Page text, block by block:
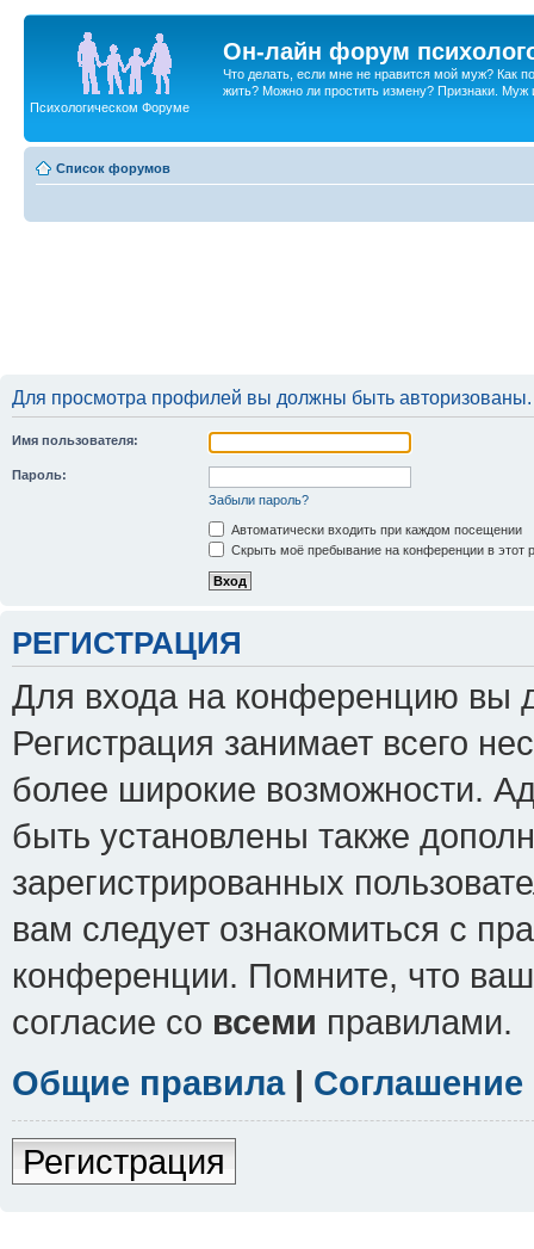
Он-лайн форум
Что делать, если мне не нравится мой муж? Как
жить? Можно ли простить измену? Признаки. Муж
Психологическом Форуме
Список форумов
Для просмотра профилей вы должны быть авторизованы.
Имя пользователя:
Пароль:
Забыли пароль?
Автоматически входить при каждом посещении
Скрыть моё пребывание на конференции в этот
РЕГИСТРАЦИЯ
Для входа на конференцию вы
Регистрация занимает всего
более широкие возможности.
быть установлены также
зарегистрированных
вам следует ознакомиться с
конференции. Помните, что
согласие со всеми правилами.
Общие правила|
Регистрация